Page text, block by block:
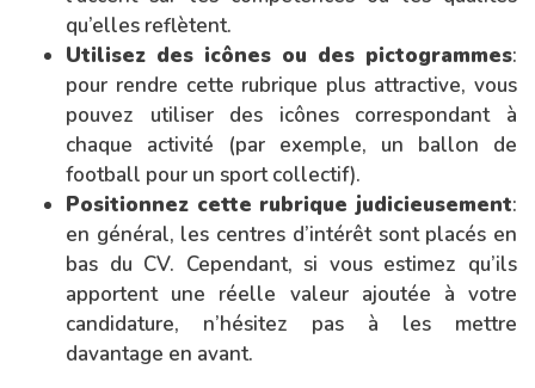
qu’elles reflètent.
Utilisez des icônes ou des pictogrammes:
pour rendre cette rubrique plus attractive, vous
pouvez utiliser des icônes correspondant à
chaque activité (par exemple, un ballon de
football pour un sport collectif).
Positionnez cette rubrique judicieusement:
en général, les centres d’intérêt sont placés en
bas du CV. Cependant, si vous estimez qu’ils
apportent une réelle valeur ajoutée à votre
candidature, n’hésitez pas à les mettre
davantage en avant.